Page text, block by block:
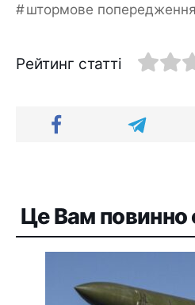
штормове попередження
Рейтинг статті
Це Вам повинно